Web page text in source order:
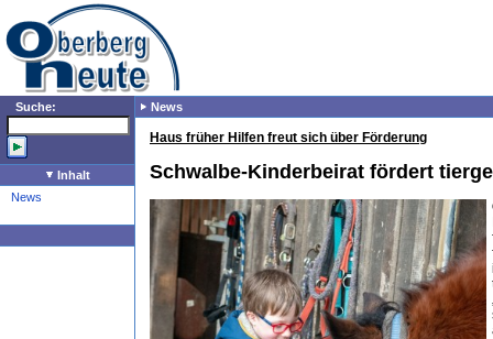
Suche:
Inhalt
News
News
Haus früher Hilfen freut sich über Förderung
Schwalbe-Kinderbeirat fördert